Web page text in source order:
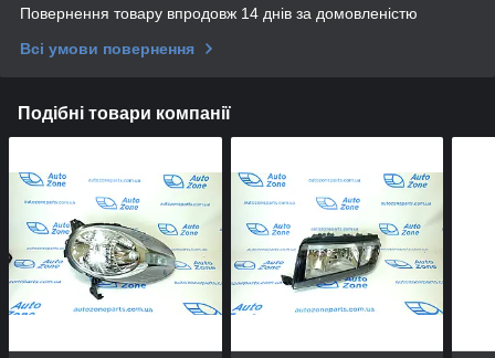
Повернення товару впродовж 14 днів за домовленістю
Всі умови повернення
Подібні товари компанії